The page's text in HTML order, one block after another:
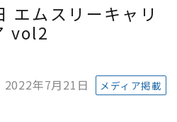
エムスリーキャリ
vol2
2022年7月21日 メディア掲載